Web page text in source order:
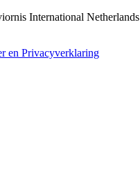
International Netherlands
en Privacyverklaring